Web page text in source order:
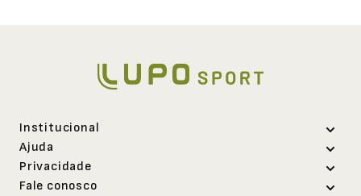
Institucional
Sobre a Lupo
Trabalhe conosco
Ajuda
Privacidade
Fale conosco